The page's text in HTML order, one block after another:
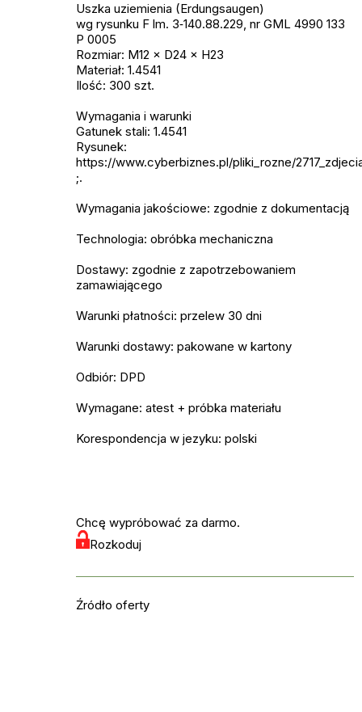
Uszka uziemienia (Erdungsaugen)
wg rysunku F lm. 3‑140.88.229, nr GML 4990 133
P 0005
Rozmiar: M12 × D24 × H23
Materiał: 1.4541
Ilość: 300 szt.
Wymagania i warunki
Gatunek stali: 1.4541
Rysunek:
https://www.cyberbiznes.pl/pliki_rozne/
;.
Wymagania jakościowe: zgodnie z dokumentacją
Technologia: obróbka mechaniczna
Dostawy: zgodnie z zapotrzebowaniem
zamawiającego
Warunki płatności: przelew 30 dni
Warunki dostawy: pakowane w kartony
Odbiór: DPD
Wymagane: atest + próbka materiału
Korespondencja w jezyku: polski
Chcę wypróbować za darmo.
Rozkoduj
Źródło oferty